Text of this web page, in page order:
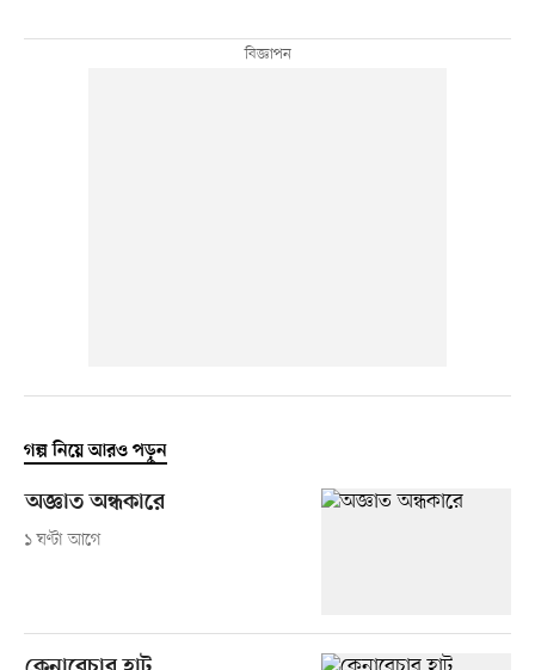
গল্প নিয়ে আরও পড়ুন
অজ্ঞাত অন্ধকারে
১ ঘণ্টা আগে